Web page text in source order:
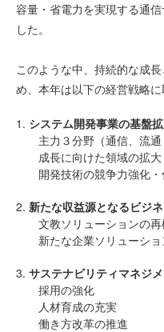
容量・省電力を実現する通
した。
このような中、持続的な成
め、本年は以下の経営戦略に
1. システム開発事業の基盤
主力３分野（通信、流
成長に向けた領域の拡大
開発技術の競争力強化
2. 新たな収益源となるビジ
文教ソリューションの
新たな企業ソリューショ
3. サステナビリティマネジ
採用の強化
人材育成の充実
働き方改革の推進